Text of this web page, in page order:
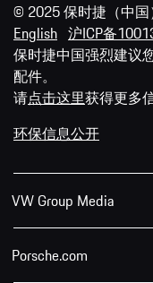
© 2025 保时捷（中
English 沪ICP备
保时捷中国强烈建议
配件。
请点击这里获得更多
环保信息公开
VW Group Media
Porsche.com